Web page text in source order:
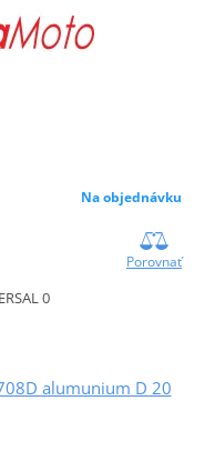
Na objednávku
Porovnať
0
alumunium D 20